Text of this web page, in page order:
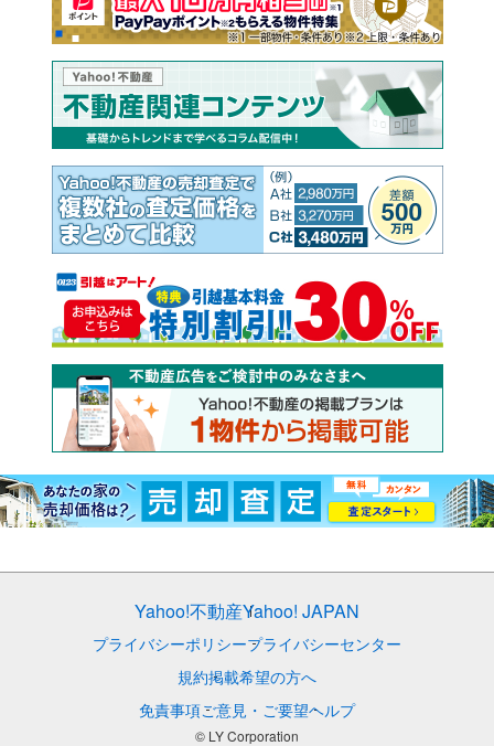
Yahoo!不動産Yahoo! JAPAN
プライバシーポリシープライバシーセンター
規約掲載希望の方へ
免責事項ご意見・ご要望ヘルプ
© LY Corporation